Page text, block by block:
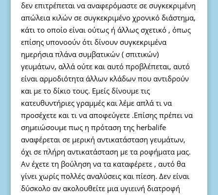
δεν επιτρέπεται να αναφερόμαστε σε συγκεκριμένη
απώλεια κιλών σε συγκεκριμένο χρονικό διάστημα,
κάτι το οποίο είναι ούτως ή άλλως σχετικό , όπως
επίσης υπονοούν ότι δίνουν συγκεκριμένα
ημερήσια πλάνα συμβατικών ( σπιτικών)
γευμάτων, αλλά ούτε και αυτό προβλέπεται, αυτό
είναι αρμοδιότητα άλλων κλάδων που αντιδρούν
και με το δίκιο τους. Εμείς δίνουμε τις
κατευθυντήριες γραμμές και λέμε απλά τι να
προσέχετε και τι να αποφεύγετε .Επίσης πρέπει να
σημειώσουμε πως η πρόταση της herbalife
αναφέρεται σε μερική αντικατάσταση γευμάτων,
όχι σε πλήρη αντικατάσταση με τα ροφήματα μας.
Αν έχετε τη βούληση να τα καταφέρετε , αυτό θα
γίνει χωρίς πολλές αναλύσεις και πίεση. Δεν είναι
δύσκολο αν ακολουθείτε μια υγιεινή διατροφή